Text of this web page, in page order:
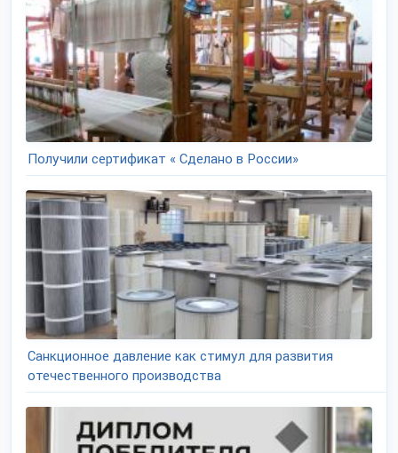
Получили сертификат « Сделано в России»
Санкционное давление как стимул для развития
отечественного производства